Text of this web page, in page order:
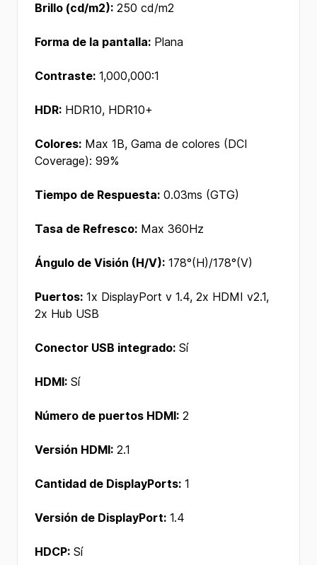
Brillo (cd/m2): 250 cd/m2
Forma de la pantalla: Plana
Contraste: 1,000,000:1
HDR: HDR10, HDR10+
Colores: Max 1B, Gama de colores (DCI
Coverage): 99%
Tiempo de Respuesta: 0.03ms (GTG)
Tasa de Refresco: Max 360Hz
Ángulo de Visión (H/V): 178°(H)/178°(V)
Puertos: 1x DisplayPort v 1.4, 2x HDMI v2.1,
2x Hub USB
Conector USB integrado: Sí
HDMI: Sí
Número de puertos HDMI: 2
Versión HDMI: 2.1
Cantidad de DisplayPorts: 1
Versión de DisplayPort: 1.4
HDCP: Sí